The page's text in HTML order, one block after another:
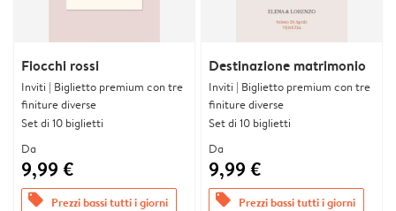
Fiocchi rossi
Inviti | Biglietto premium con tre
finiture diverse
Set di 10 biglietti
Da
9,99 €
offers Prezzi bassi tutti i giorni
Destinazione matrimonio
Inviti | Biglietto premium con tre
finiture diverse
Set di 10 biglietti
Da
9,99 €
offers Prezzi bassi tutti i giorni